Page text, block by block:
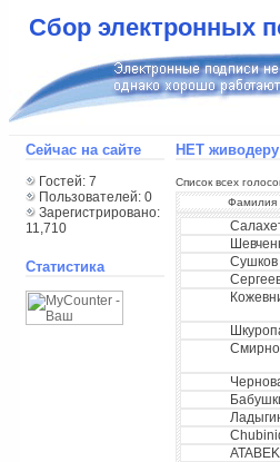
Сбор электронных
Сейчас на сайте
Гостей: 7
Пользователей: 0
Зарегистрировано:
11,710
Статистика
НЕТ
Список всех
Фамилия
Сушков